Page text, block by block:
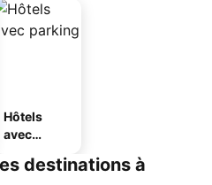
kan
Hôtels
avec
destinations à